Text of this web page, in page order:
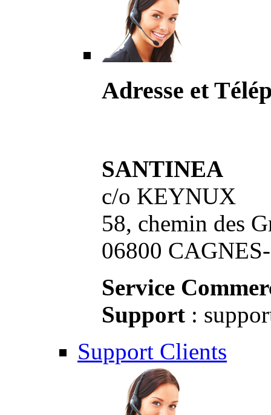
Adresse et
SANTINEA
c/o KEYNUX
58, chemin des
06800
Service
Support :
Support Clients